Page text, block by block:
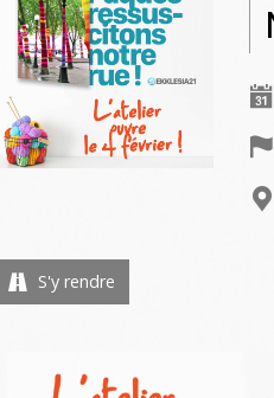
S'y rendre